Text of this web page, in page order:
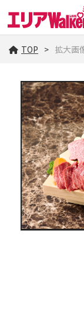
TOP 拡大画